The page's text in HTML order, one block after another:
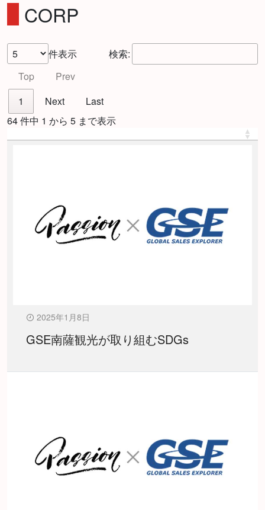
CORP
件表示
検索:
Top
Prev
1
Next
Last
64 件中 1 から 5 まで表示
2025年1月8日
GSE南薩観光が取り組むSDGs